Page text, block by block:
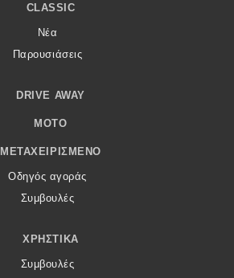
CLASSIC
Νέα
Παρουσιάσεις
DRIVE AWAY
MOTO
ΜΕΤΑΧΕΙΡΙΣΜΈΝΟ
Οδηγός αγοράς
Συμβουλές
ΧΡΗΣΤΙΚΆ
Συμβουλές